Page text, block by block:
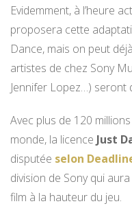
Evidemment, à l’heure
proposera cette
Dance, mais on peut
artistes de chez Sony
Jennifer Lopez…) seront
Avec plus de 120
monde, la licence Just
disputée selon
division de Sony qui
film à la hauteur du jeu.